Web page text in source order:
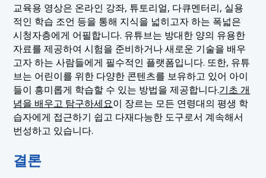
교육용 영상은 온라인 강좌, 튜토리얼, 다큐멘터리, 실용
적인 학습 조언 등을 통해 지식을 넓히고자 하는 폭넓은
시청자층에게 어필합니다. 유튜브는 방대한 양의 유용한
자료를 제공하여 시험을 준비하거나 새로운 기술을 배우
고자 하는 사람들에게 필수적인 플랫폼입니다. 또한, 유튜
브는 어린이를 위한 다양한 콘텐츠를 보유하고 있어 아이
들이 흥미롭게 학습할 수 있는 방법을 제공합니다.기초 개
념을 배우고 탐구하세요이 장르는 모든 연령대의 평생 학
습자에게 접근하기 쉽고 다재다능한 도구로서 계속해서
번성하고 있습니다.
결론